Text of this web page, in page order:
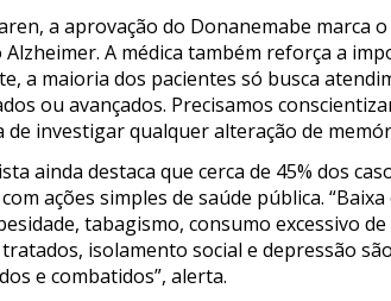
a aprovação do Donanemabe marca
A médica também reforça a
a maioria dos pacientes só busca
ou avançados. Precisamos
de investigar qualquer alteração de
ainda destaca que cerca de 45% dos
ações simples de saúde pública.
tabagismo, consumo excessivo
isolamento social e depressão
e combatidos”, alerta.